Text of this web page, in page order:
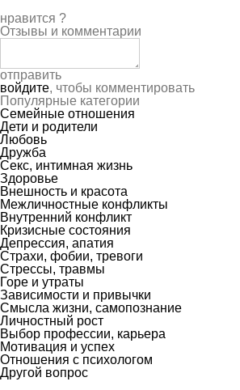
нравится ?
Отзывы и комментарии
отправить
войдите, чтобы комментировать
Популярные категории
Семейные отношения
Дети и родители
Любовь
Дружба
Секс, интимная жизнь
Здоровье
Внешность и красота
Межличностные конфликты
Внутренний конфликт
Кризисные состояния
Депрессия, апатия
Страхи, фобии, тревоги
Стрессы, травмы
Горе и утраты
Зависимости и привычки
Смысла жизни, самопознание
Личностный рост
Выбор профессии, карьера
Мотивация и успех
Отношения с психологом
Другой вопрос